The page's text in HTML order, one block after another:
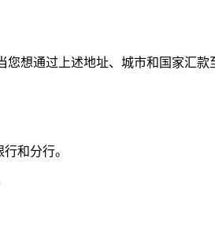
想通过上述地址、城市和国家汇
和分行。